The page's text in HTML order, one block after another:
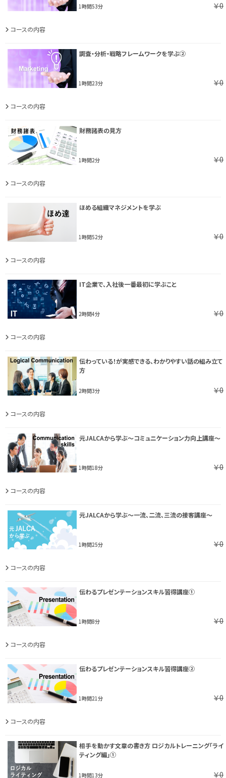
1時間53分 ￥0
コースの内容
調査・分析・戦略フレームワークを学ぶ②
1時間23分 ￥0
コースの内容
財務諸表の見方
1時間2分 ￥0
コースの内容
ほめる組織マネジメントを学ぶ
1時間52分 ￥0
コースの内容
IT企業で、入社後一番最初に学ぶこと
2時間4分 ￥0
コースの内容
伝わっている！が実感できる、わかりやすい話の組み立て
方
2時間3分 ￥0
コースの内容
元JALCAから学ぶ～コミュニケーション力向上講座～
1時間18分 ￥0
コースの内容
元JALCAから学ぶ～一流、二流、三流の接客講座～
1時間25分 ￥0
コースの内容
伝わるプレゼンテーションスキル習得講座①
1時間8分 ￥0
コースの内容
伝わるプレゼンテーションスキル習得講座②
1時間21分 ￥0
コースの内容
相手を動かす文章の書き方 ロジカルトレーニング「ライ
ティング編」①
1時間13分 ￥0